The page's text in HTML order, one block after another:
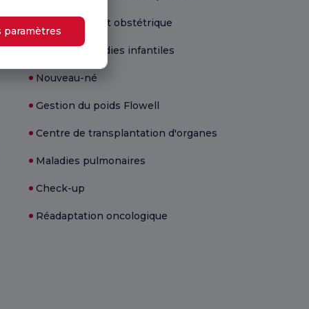
Gynécologie et obstétrique
Santé et maladies infantiles
Nouveau-né
Gestion du poids Flowell
Centre de transplantation d'organes
Maladies pulmonaires
Check-up
Réadaptation oncologique
paramètres